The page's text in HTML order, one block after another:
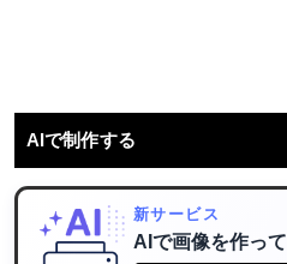
AIで制作する
新サービス
AIで画像を作って